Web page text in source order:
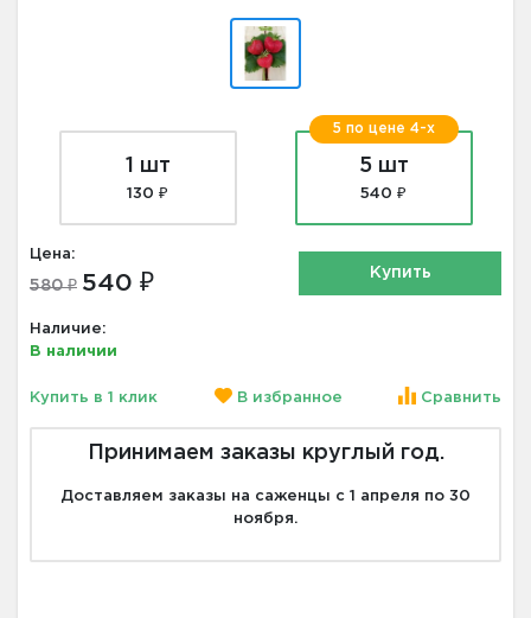
1 шт
130 ₽
5 по цене 4-х
5 шт
540 ₽
Цена:
580 ₽ 540 ₽
Наличие:
В наличии
Купить
Купить в 1 клик В избранное Сравнить
Принимаем заказы круглый год.
Доставляем заказы на саженцы с 1 апреля по 30
ноября.